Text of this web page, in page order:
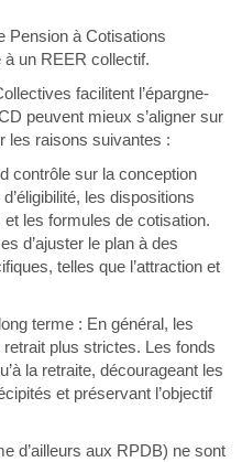
Pension à Cotisations
un REER collectif.
facilitent l’épargne-
peuvent mieux s’aligner sur
les raisons suivantes :
contrôle sur la conception
les dispositions
et les formules de cotisation.
d’ajuster le plan à des
telles que l’attraction et
terme : En général, les
plus strictes. Les fonds
la retraite, décourageant les
et préservant l’objectif
d’ailleurs aux RPDB) ne sont